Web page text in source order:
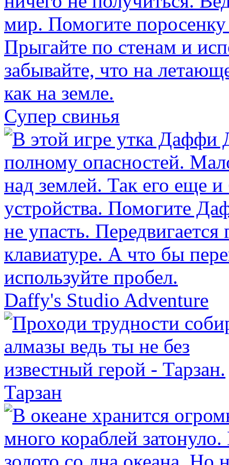
Супер свинья
Daffy's Studio Adventure
Тарзан